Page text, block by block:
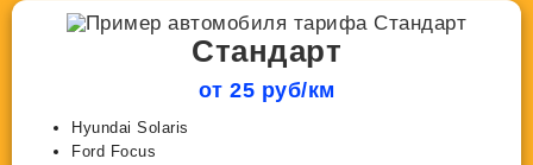
Стандарт
от 25 руб/км
Hyundai Solaris
Ford Focus